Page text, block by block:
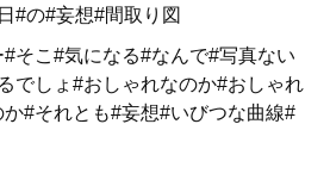
#の#妄想#間取り図
そこ#気になる#なんで#写真ない
でしょ#おしゃれなのか#おしゃれ
か#それとも#妄想#いびつな曲線#